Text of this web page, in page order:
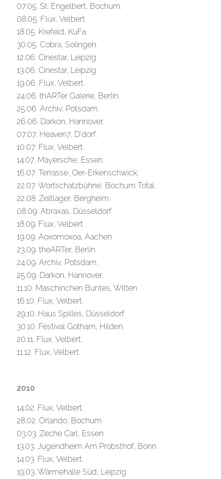
07.05. St. Engelbert, Bochum.
08.05. Flux, Velbert.
18.05. Krefeld, KuFa.
30.05. Cobra, Solingen.
12.06. Cinestar, Leipzig.
13.06. Cinestar, Leipzig.
19.06. Flux, Velbert.
24.06. thARTer Galerie, Berlin.
25.06. Archiv, Potsdam.
26.06. Darkon, Hannover.
07.07. Heaven7, D’dorf.
10.07. Flux, Velbert.
14.07. Mayersche, Essen.
16.07. Terrasse, Oer-Erkenschwick.
22.07. Wortschatzbühne, Bochum Total.
22.08. Zeltlager, Bergheim.
08.09. Abraxas, Düsseldorf.
18.09. Flux, Velbert.
19.09. Aoxomoxoa, Aachen.
23.09. theARTer, Berlin.
24.09. Archiv, Potsdam.
25.09. Darkon, Hannover.
11.10. Maschinchen Buntes, Witten.
16.10. Flux, Velbert.
29.10. Haus Spilles, Düsseldorf.
30.10. Festival Gotham, Hilden.
20.11. Flux, Velbert.
11.12. Flux, Velbert.
2010
14.02. Flux, Velbert.
28.02. Orlando, Bochum.
03.03. Zeche Carl, Essen.
13.03. Jugendheim Am Probsthof, Bonn.
14.03. Flux, Velbert.
19.03. Wärmehalle Süd, Leipzig.